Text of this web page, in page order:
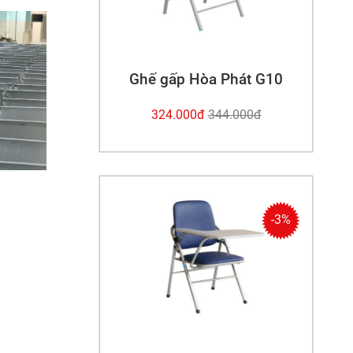
Ghế gấp Hòa Phát G10
324.000đ 344.000đ
-3%